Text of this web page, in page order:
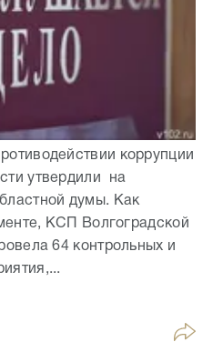
коррупции
утвердили на
думы. Как
КСП Волгоградской
64 контрольных и